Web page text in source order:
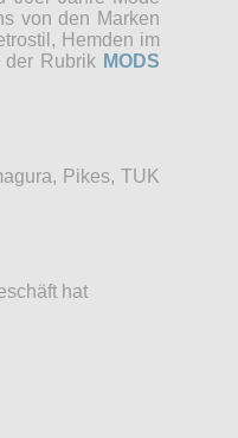
von den Marken
Hemden im
der Rubrik MODS
Pikes, TUK
hat